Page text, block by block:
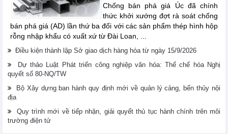
Chống bán phá giá Úc đã chính
thức khởi xướng đợt rà soát chống
bán phá giá (AD) lần thứ ba đối với các sản phẩm thép hình hộp
rỗng nhập khẩu có xuất xứ từ Đài Loan, ...
Điều kiện thành lập Sở giao dịch hàng hóa từ ngày 15/9/2026
Dự thảo Luật Phát triển công nghiệp văn hóa: Thể chế hóa Nghị
quyết số 80-NQ/TW
Bộ Xây dựng ban hành quy định mới về quản lý cảng, bến thủy nội
địa
Quy trình mới về tiếp nhận, giải quyết thủ tục hành chính trên môi
trường điện tử